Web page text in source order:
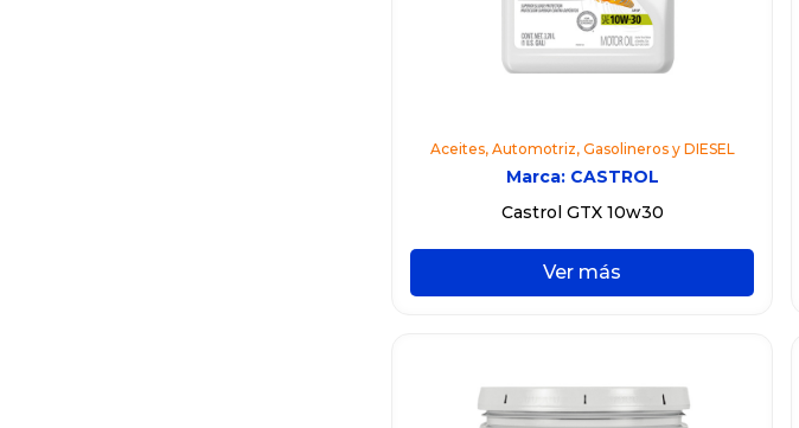
Aceites, Automotriz, Gasolineros y DIESEL
Marca: CASTROL
Castrol GTX 10w30
Ver más